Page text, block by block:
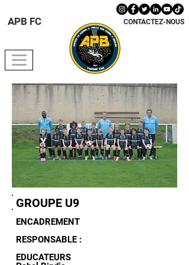
CONTACTEZ-NOUS
APB FC
GROUPE U9
ENCADREMENT
RESPONSABLE :
EDUCATEURS